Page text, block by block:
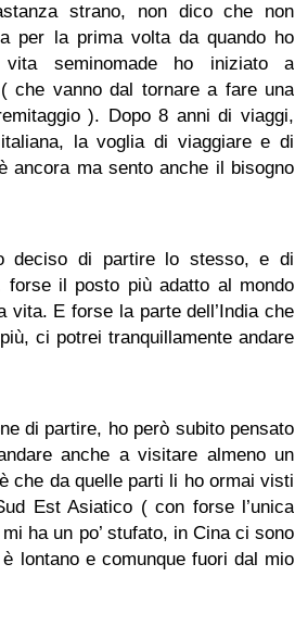
strano, non dico che non
per la prima volta da quando ho
seminomade ho iniziato a
che vanno dal tornare a fare una
). Dopo 8 anni di viaggi,
la voglia di viaggiare e di
ancora ma sento anche il bisogno
deciso di partire lo stesso, e di
forse il posto più adatto al mondo
vita. E forse la parte dell’India che
ci potrei tranquillamente andare
di partire, ho però subito pensato
anche a visitare almeno un
che da quelle parti li ho ormai visti
Est Asiatico ( con forse l’unica
ha un po’ stufato, in Cina ci sono
lontano e comunque fuori dal mio